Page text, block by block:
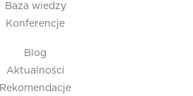
Baza wiedzy
Konferencje
Blog
Aktualności
Rekomendacje